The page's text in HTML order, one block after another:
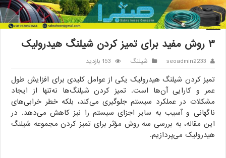
خانه / شیلنگ / ۳ روش مفید برای تمیز کردن شیلنگ هیدرولیک
۳ روش مفید برای تمیز کردن شیلنگ هیدرولیک
seoadmin2233 شیلنگ 153 بازدید
تمیز کردن شیلنگ هیدرولیک یکی از عوامل کلیدی برای افزایش طول
عمر و کارایی آن‌ها است. تمیز کردن شیلنگ‌ها نه‌تنها از ایجاد
مشکلات در عملکرد سیستم جلوگیری می‌کند، بلکه خطر خرابی‌های
ناگهانی و آسیب به سایر اجزای سیستم را نیز کاهش می‌دهد. در
این مقاله، به بررسی سه روش مؤثر برای تمیز کردن مجموعه شیلنگ
هیدرولیک می‌پردازیم.